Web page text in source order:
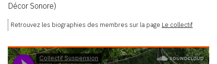
Décor Sonore)
Retrouvez les biographies des membres sur la page Le collectif